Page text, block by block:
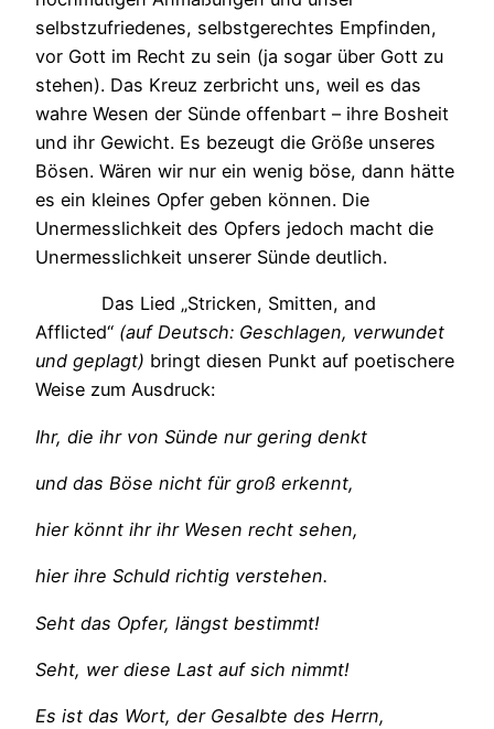
selbstzufriedenes, selbstgerechtes Empfinden,
vor Gott im Recht zu sein (ja sogar über Gott zu
stehen). Das Kreuz zerbricht uns, weil es das
wahre Wesen der Sünde offenbart – ihre Bosheit
und ihr Gewicht. Es bezeugt die Größe unseres
Bösen. Wären wir nur ein wenig böse, dann hätte
es ein kleines Opfer geben können. Die
Unermesslichkeit des Opfers jedoch macht die
Unermesslichkeit unserer Sünde deutlich.
Das Lied „Stricken, Smitten, and
Afflicted“ (auf Deutsch: Geschlagen, verwundet
und geplagt) bringt diesen Punkt auf poetischere
Weise zum Ausdruck:
Ihr, die ihr von Sünde nur gering denkt
und das Böse nicht für groß erkennt,
hier könnt ihr ihr Wesen recht sehen,
hier ihre Schuld richtig verstehen.
Seht das Opfer, längst bestimmt!
Seht, wer diese Last auf sich nimmt!
Es ist das Wort, der Gesalbte des Herrn,